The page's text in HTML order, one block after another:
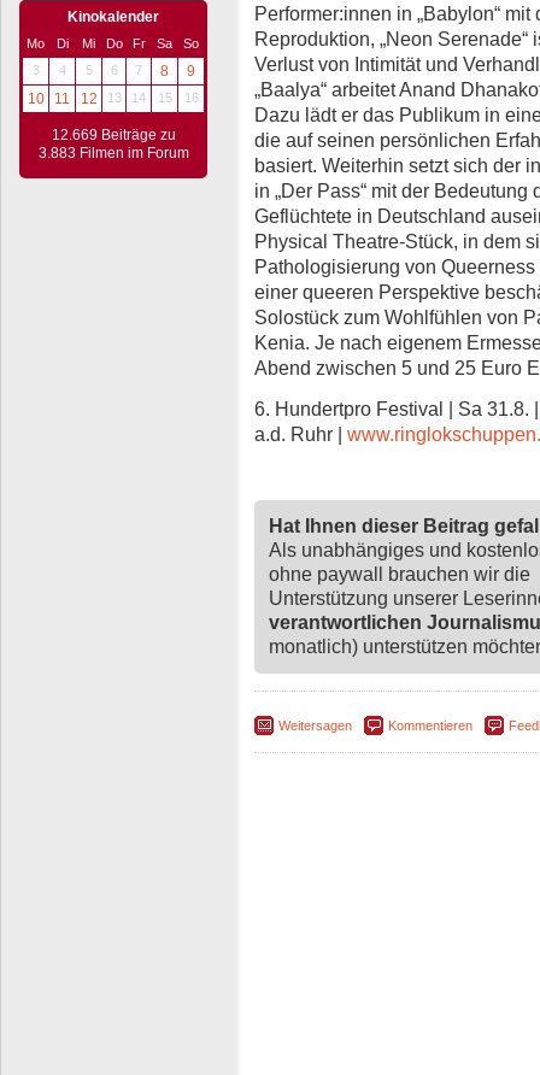
Kinokalender
Mo Di Mi Do Fr Sa
So
3
4 5 6 7 8
9
10
11 12 13 14 15 16
12.669 Beiträge zu
3.883 Filmen im Forum
Performer:innen in „Babylon“
Reproduktion, „Neon Serenade“
Verlust von Intimität und
„Baalya“ arbeitet Anand
Dazu lädt er das Publikum in
die auf seinen persönlichen
basiert. Weiterhin setzt sich der
in „Der Pass“ mit der
Geflüchtete in Deutschland
Physical Theatre-Stück, in dem
Pathologisierung von
einer queeren Perspektive
Solostück zum Wohlfühlen von
Kenia. Je nach eigenem
Abend zwischen 5 und 25 Euro
6. Hundertpro Festival | Sa 31.8.
a.d. Ruhr |
Hat Ihnen dieser Beitrag
Als unabhängiges und
ohne paywall brauchen wir die
Unterstützung unserer
verantwortlichen
monatlich) unterstützen
Weitersagen Kommentieren